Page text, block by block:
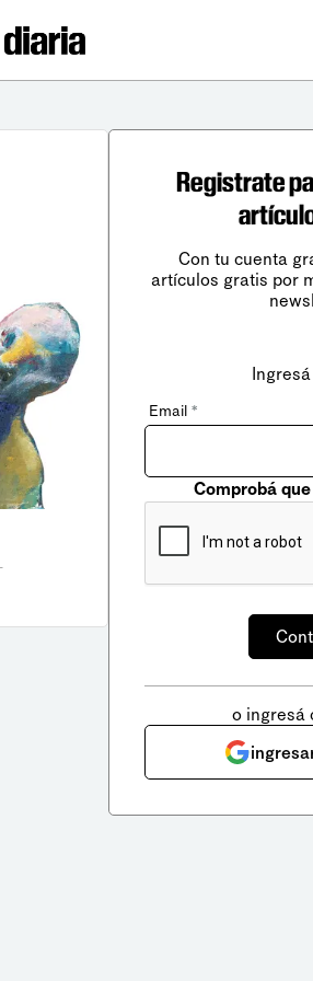
Registrate
Con tu cuenta
artículos gratis por
Email *
Comprobá
o ingresá